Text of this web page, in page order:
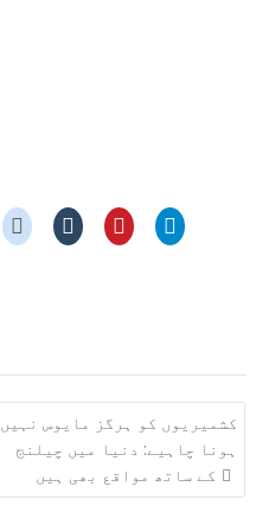
کشمیریوں کو ہرگز مایوس نہیں
ہونا چاہیے: دنیا میں چیلنج
کے ساتھ مواقع بھی ہیں